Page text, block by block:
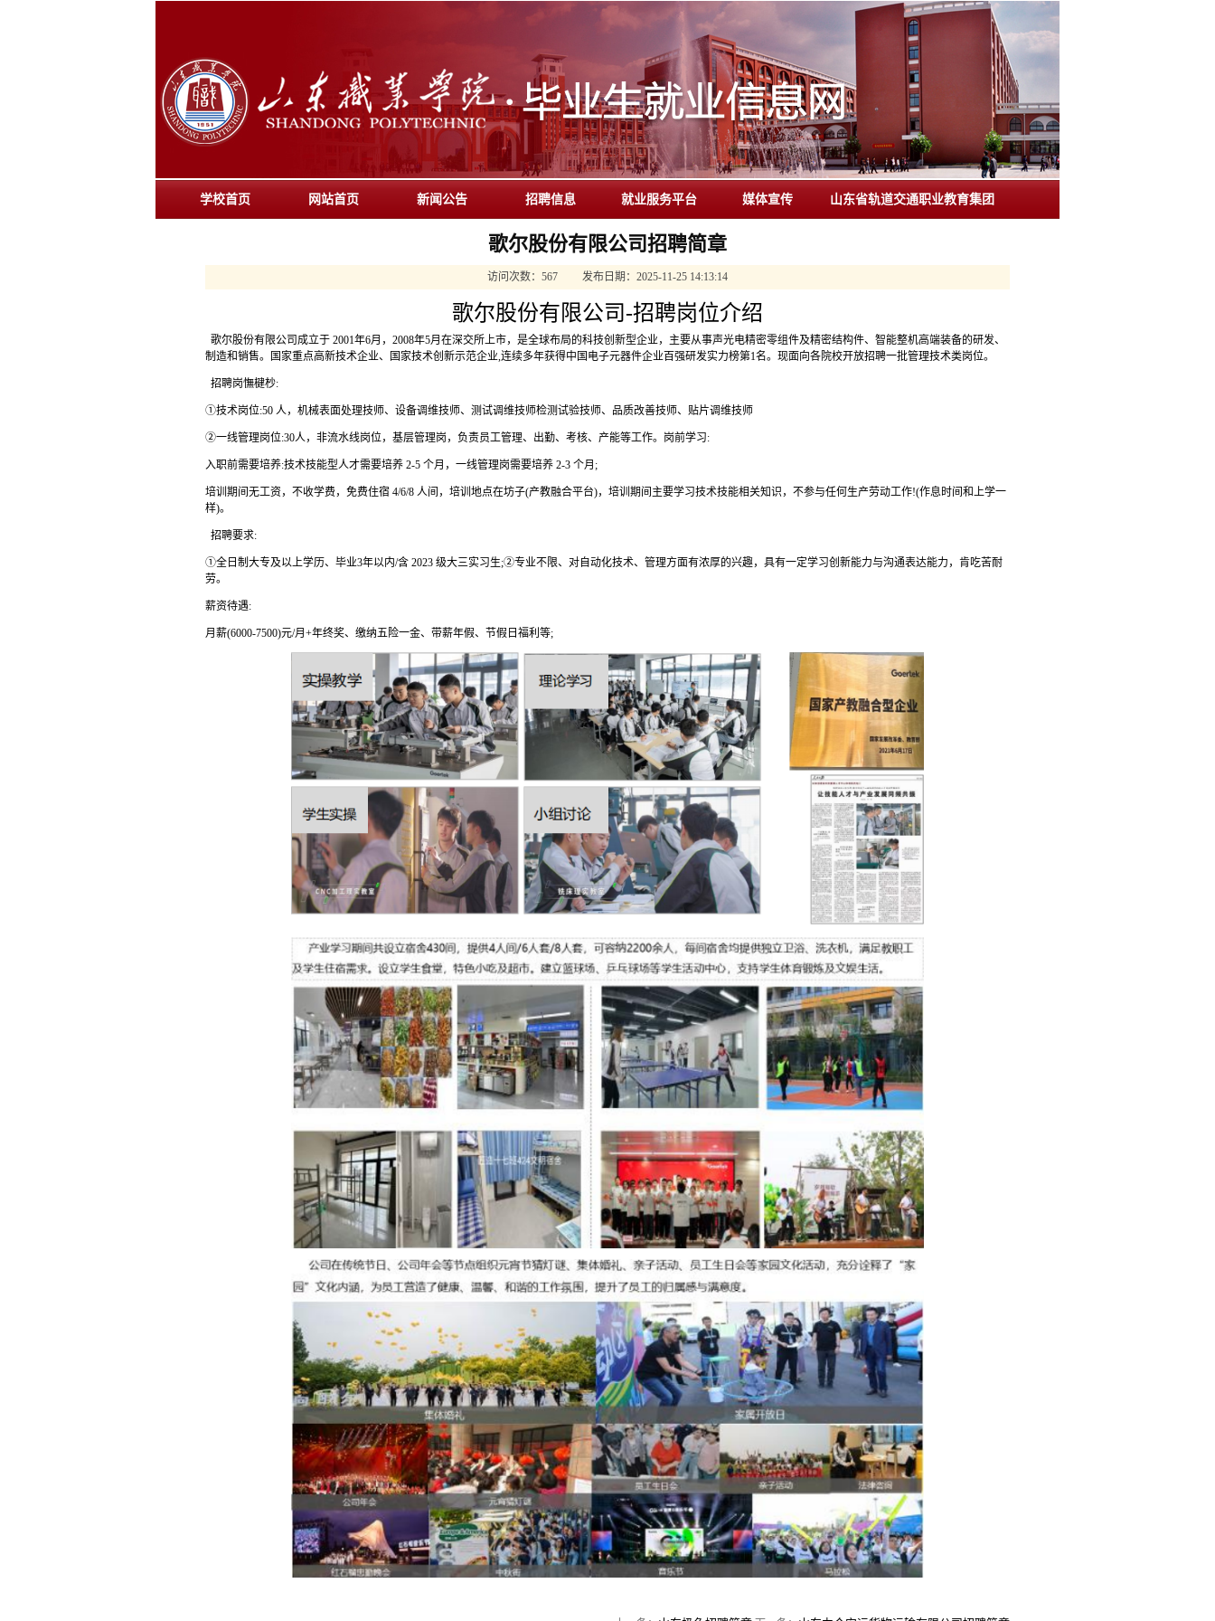
学校首页 网站首页 新闻公告 招聘信息 就业服务平台 媒体宣传 山东省轨道交通职业教育集团
歌尔股份有限公司招聘简章
访问次数： 567 发布日期： 2025-11-25 14:13:14
歌尔股份有限公司-招聘岗位介绍
歌尔股份有限公司成立于 2001年6月，2008年5月在深交所上市，是全球布局的科技创新型企业，主要从事声光电精密零组件及精密结构件、智能整机高端装备的研发、
制造和销售。国家重点高新技术企业、国家技术创新示范企业,连续多年获得中国电子元器件企业百强研发实力榜第1名。现面向各院校开放招聘一批管理技术类岗位。
招聘岗憮楗杪:
①技术岗位:50 人，机械表面处理技师、设备调维技师、测试调维技师检测试验技师、品质改善技师、贴片调维技师
②一线管理岗位:30人，非流水线岗位，基层管理岗，负责员工管理、出勤、考核、产能等工作。岗前学习:
入职前需要培养:技术技能型人才需要培养 2-5 个月，一线管理岗需要培养 2-3 个月;
培训期间无工资，不收学费，免费住宿 4/6/8 人间，培训地点在坊子(产教融合平台)，培训期间主要学习技术技能相关知识，不参与任何生产劳动工作!(作息时间和上学一
样)。
招聘要求:
①全日制大专及以上学历、毕业3年以内/含 2023 级大三实习生;②专业不限、对自动化技术、管理方面有浓厚的兴趣，具有一定学习创新能力与沟通表达能力，肯吃苦耐
劳。
薪资待遇:
月薪(6000-7500)元/月+年终奖、缴纳五险一金、带薪年假、节假日福利等;